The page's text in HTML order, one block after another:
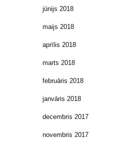
jūnijs 2018
maijs 2018
aprīlis 2018
marts 2018
februāris 2018
janvāris 2018
decembris 2017
novembris 2017